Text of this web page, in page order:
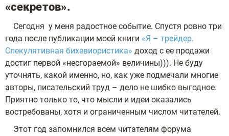
«секретов».
Сегодня у меня радостное событие. Спустя ровно три
года после публикации моей книги «Я – трейдер.
Спекулятивная бихевиористика» доход с ее продажи
достиг первой «несгораемой» величины))). Не буду
уточнять, какой именно, но, как уже подмечали многие
авторы, писательский труд – дело не шибко выгодное.
Приятно только то, что мысли и идеи оказались
востребованы, хотя и ограниченным числом читателей.
Этот год запомнился всем читателям форума